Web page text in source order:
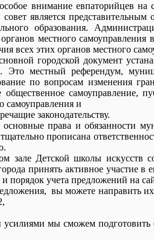
внимание евпаторийцев на
является
образования.
местного
всех этих органов местного
городской документ
Это местный референдум,
по вопросам изменения
общественное самоуправление,
самоуправления и
законодательству.
права и обязанности
прописана
Детской школы искусств
принять активное участие в
порядок учета предложений на
вы можете направить их
усилиями мы сможем